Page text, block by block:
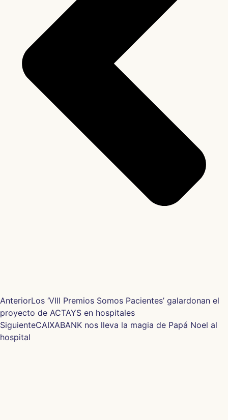
AnteriorLos ‘VIII Premios Somos Pacientes’ galardonan el
proyecto de ACTAYS en hospitales
SiguienteCAIXABANK nos lleva la magia de Papá Noel al
hospital